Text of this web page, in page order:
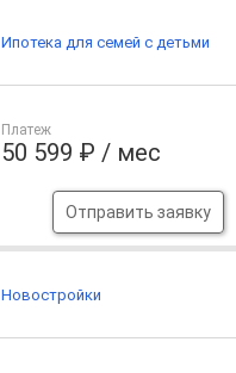
Платеж
50 599 ₽ / мес
Отправить заявку
Ипотека для семей с детьми
Новостройки